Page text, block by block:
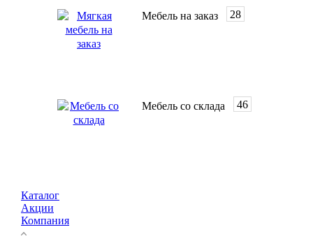
Мебель на заказ 28
Мебель со склада 46
Каталог
Акции
Компания